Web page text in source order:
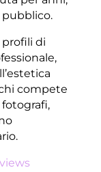
di
compete